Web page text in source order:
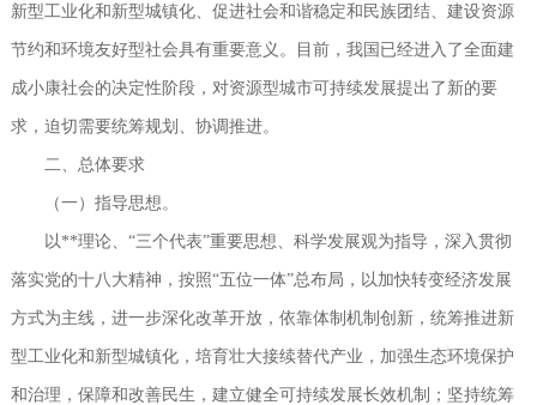
新型工业化和新型城镇化、促进社会和谐稳定和民族团结、建设资源
节约和环境友好型社会具有重要意义。目前，我国已经进入了全面建
成小康社会的决定性阶段，对资源型城市可持续发展提出了新的要
求，迫切需要统筹规划、协调推进。
二、总体要求
（一）指导思想。
以**理论、“三个代表”重要思想、科学发展观为指导，深入贯彻
落实党的十八大精神，按照“五位一体”总布局，以加快转变经济发展
方式为主线，进一步深化改革开放，依靠体制机制创新，统筹推进新
型工业化和新型城镇化，培育壮大接续替代产业，加强生态环境保护
和治理，保障和改善民生，建立健全可持续发展长效机制；坚持统筹